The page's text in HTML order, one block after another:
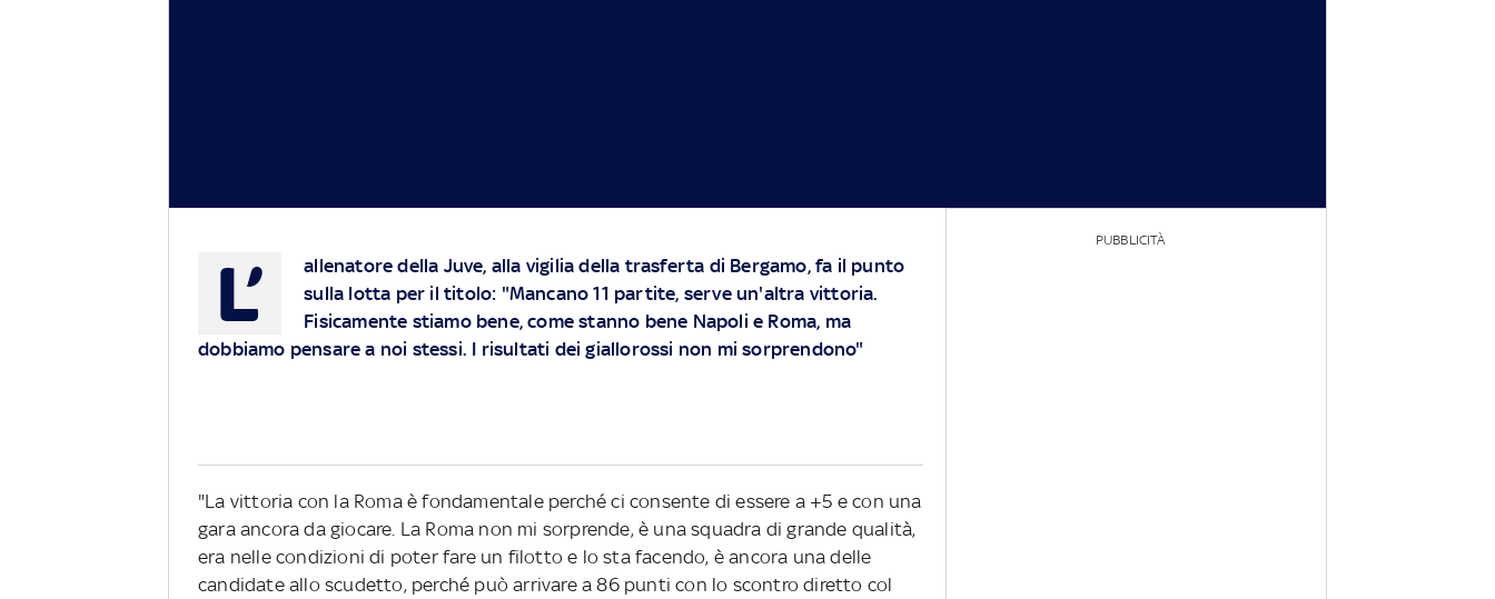
L’
allenatore della Juve, alla vigilia della trasferta di Bergamo, fa il punto
sulla lotta per il titolo: "Mancano 11 partite, serve un'altra vittoria.
Fisicamente stiamo bene, come stanno bene Napoli e Roma, ma
dobbiamo pensare a noi stessi. I risultati dei giallorossi non mi sorprendono"
"La vittoria con la Roma è fondamentale perché ci consente di essere a +5 e con una
gara ancora da giocare. La Roma non mi sorprende, è una squadra di grande qualità,
era nelle condizioni di poter fare un filotto e lo sta facendo, è ancora una delle
candidate allo scudetto, perché può arrivare a 86 punti con lo scontro diretto col
PUBBLICITÀ